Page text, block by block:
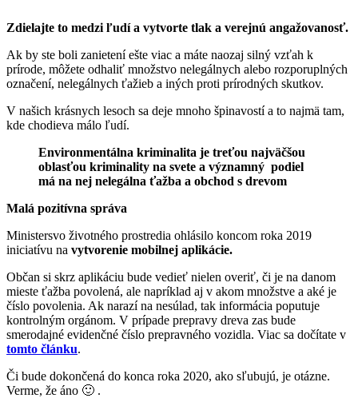
Zdielajte to medzi ľudí a vytvorte tlak a verejnú angažovanosť.
Ak by ste boli zanietení ešte viac a máte naozaj silný vzťah k
prírode, môžete odhaliť množstvo nelegálnych alebo rozporuplných
označení, nelegálnych ťažieb a iných proti prírodných skutkov.
V našich krásnych lesoch sa deje mnoho špinavostí a to najmä tam,
kde chodieva málo ľudí.
Environmentálna kriminalita je treťou najväčšou
oblasťou kriminality na svete a významný podiel
má na nej nelegálna ťažba a obchod s drevom
Malá pozitívna správa
Ministersvo životného prostredia ohlásilo koncom roka 2019
iniciatívu na vytvorenie mobilnej aplikácie.
Občan si skrz aplikáciu bude vedieť nielen overiť, či je na danom
mieste ťažba povolená, ale napríklad aj v akom množstve a aké je
číslo povolenia. Ak narazí na nesúlad, tak informácia poputuje
kontrolným orgánom. V prípade prepravy dreva zas bude
smerodajné evidenčné číslo prepravného vozidla. Viac sa dočítate v
tomto článku.
Či bude dokončená do konca roka 2020, ako sľubujú, je otázne.
Verme, že áno 🙂 .